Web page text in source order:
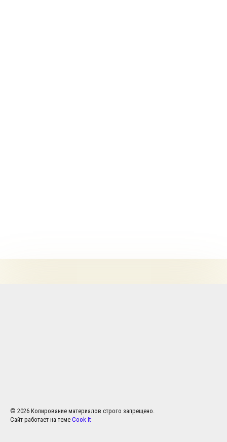
© 2026 Копирование материалов строго запрещено.
Сайт работает на теме Cook It